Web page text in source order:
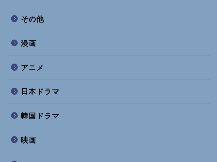
その他
漫画
アニメ
日本ドラマ
韓国ドラマ
映画